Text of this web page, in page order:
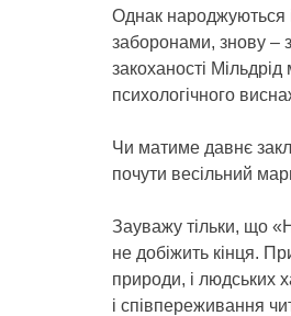
Однак народжуються
заборонами, знову –
закоханості
психологічного
Чи матиме давнє
почути весільний
Зауважу тільки, що
не добіжить кінця.
природи, і людських
і співпереживання